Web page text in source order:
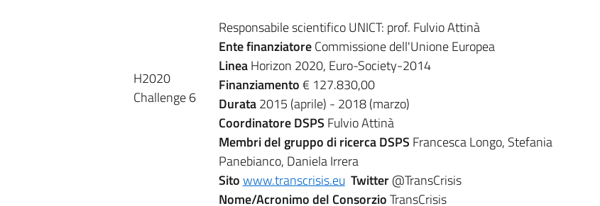
H2020
Challenge 6
Responsabile scientifico UNICT: prof. Fulvio Attinà
Ente finanziatoreCommissione dell'Unione Europea
LineaHorizon 2020, Euro-Society-2014
Finanziamento€ 127.830,00
Durata2015 (aprile) - 2018 (marzo)
Coordinatore DSPS Fulvio Attinà
Membri del gruppo di ricerca DSPS Francesca Longo, Stefania
Panebianco, Daniela Irrera
Sitowww.transcrisis.eu Twitter@TransCrisis
Nome/Acronimo del ConsorzioTransCrisis